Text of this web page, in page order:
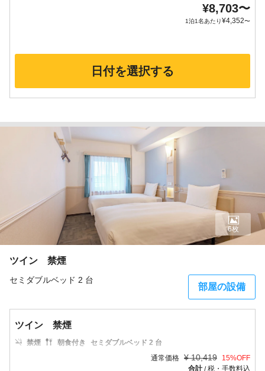
¥8,703〜
1泊1名あたり¥4,352〜
日付を選択する
ツイン 禁煙
セミダブルベッド 2 台
部屋の設備
6枚
ツイン 禁煙
禁煙 朝食付き
セミダブルベッド 2 台
通常価格 ¥ 10,419 15%OFF
合計/税・手数料込